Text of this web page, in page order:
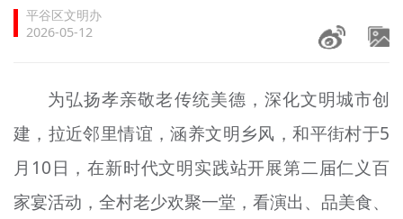
文明实践
未成年人思想道德建设
榜样人物
+
身边好人
平谷区文明办
2026-05-12
为弘扬孝亲敬老传统美德，深化文明城市创
建，拉近邻里情谊，涵养文明乡风，和平街村于5
月10日，在新时代文明实践站开展第二届仁义百
家宴活动，全村老少欢聚一堂，看演出、品美食、